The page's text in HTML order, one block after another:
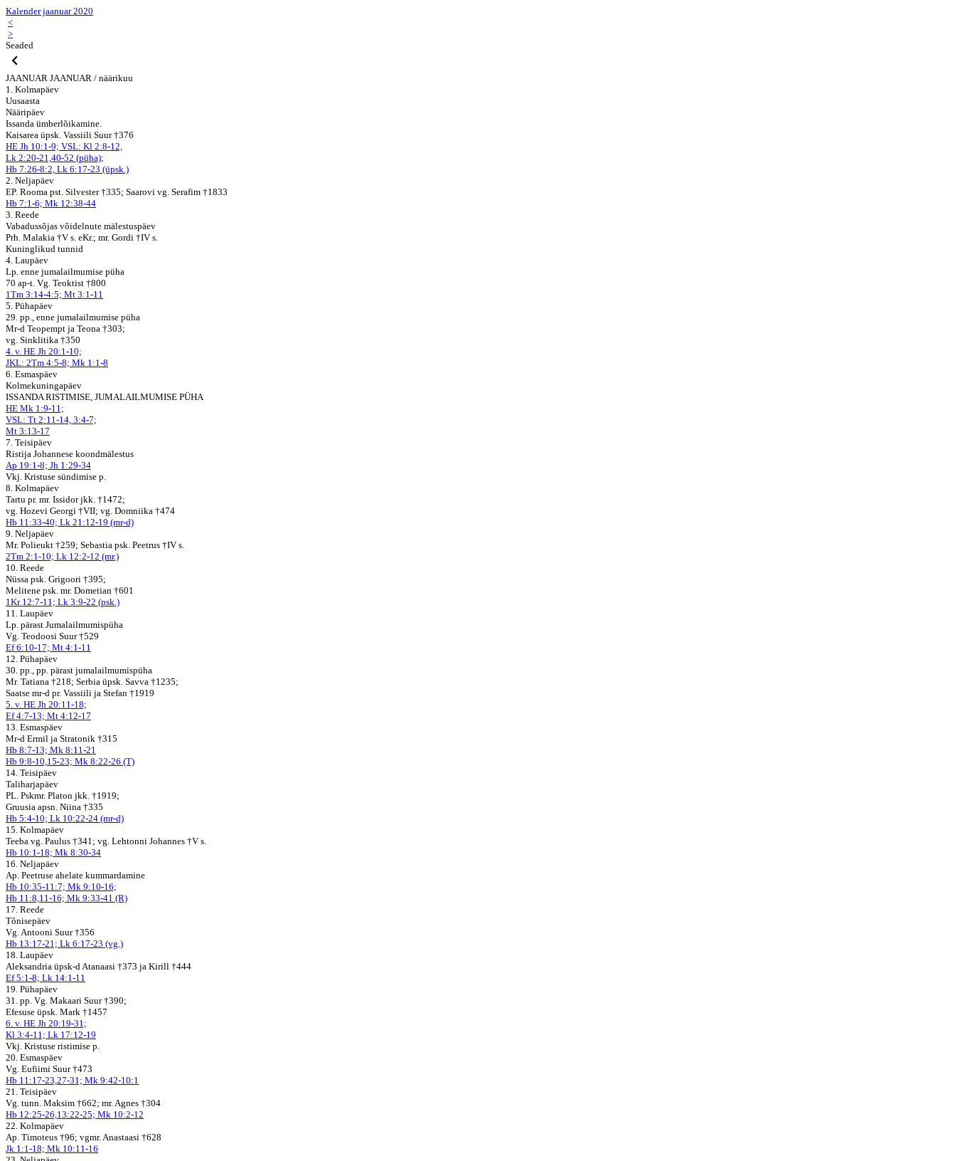
Kalender jaanuar 2020
<
>
Seaded
JAANUAR JAANUAR / näärikuu
1. Kolmapäev
Uusaasta
Nääripäev
Issanda ümberlõikamine.
Kaisarea üpsk. Vassiili Suur †376
HE Jh 10:1-9; VSL: Kl 2:8-12,
Lk 2:20-21,40-52 (püha);
Hb 7:26-8:2, Lk 6:17-23 (üpsk.)
2. Neljapäev
EP. Rooma pst. Silvester †335; Saarovi vg. Serafim †1833
Hb 7:1-6; Mk 12:38-44
3. Reede
Vabadussõjas võidelnute mälestuspäev
Prh. Malakia †V s. eKr.; mr. Gordi †IV s.
Kuninglikud tunnid
4. Laupäev
Lp. enne jumalailmumise püha
70 ap-t. Vg. Teoktist †800
1Tm 3:14-4:5; Mt 3:1-11
5. Pühapäev
29. pp., enne jumalailmumise püha
Mr-d Teopempt ja Teona †303;
vg. Sinklitika †350
4. v. HE Jh 20:1-10;
JKL: 2Tm 4:5-8; Mk 1:1-8
6. Esmaspäev
Kolmekuningapäev
ISSANDA RISTIMISE, JUMALAILMUMISE PÜHA
HE Mk 1:9-11;
VSL: Tt 2:11-14, 3:4-7;
Mt 3:13-17
7. Teisipäev
Ristija Johannese koondmälestus
Ap 19:1-8; Jh 1:29-34
Vkj. Kristuse sündimise p.
8. Kolmapäev
Tartu pr. mr. Issidor jkk. †1472;
vg. Hozevi Georgi †VII; vg. Domniika †474
Hb 11:33-40; Lk 21:12-19 (mr-d)
9. Neljapäev
Mr. Polieukt †259; Sebastia psk. Peetrus †IV s.
2Tm 2:1-10; Lk 12:2-12 (mr.)
10. Reede
Nüssa psk. Grigoori †395;
Melitene psk. mr. Dometian †601
1Kr 12:7-11; Lk 3:9-22 (psk.)
11. Laupäev
Lp. pärast Jumalailmumispüha
Vg. Teodoosi Suur †529
Ef 6:10-17; Mt 4:1-11
12. Pühapäev
30. pp., pp. pärast jumalailmumispüha
Mr. Tatiana †218; Serbia üpsk. Savva †1235;
Saatse mr-d pr. Vassiili ja Stefan †1919
5. v. HE Jh 20:11-18;
Ef 4:7-13; Mt 4:12-17
13. Esmaspäev
Mr-d Ermil ja Stratonik †315
Hb 8:7-13; Mk 8:11-21
Hb 9:8-10,15-23; Mk 8:22-26 (T)
14. Teisipäev
Taliharjapäev
PL. Pskmr. Platon jkk. †1919;
Gruusia apsn. Niina †335
Hb 5:4-10; Lk 10:22-24 (mr-d)
15. Kolmapäev
Teeba vg. Paulus †341; vg. Lehtonni Johannes †V s.
Hb 10:1-18; Mk 8:30-34
16. Neljapäev
Ap. Peetruse ahelate kummardamine
Hb 10:35-11:7; Mk 9:10-16;
Hb 11:8,11-16; Mk 9:33-41 (R)
17. Reede
Tõnisepäev
Vg. Antooni Suur †356
Hb 13:17-21; Lk 6:17-23 (vg.)
18. Laupäev
Aleksandria üpsk-d Atanaasi †373 ja Kirill †444
Ef 5:1-8; Lk 14:1-11
19. Pühapäev
31. pp. Vg. Makaari Suur †390;
Efesuse üpsk. Mark †1457
6. v. HE Jh 20:19-31;
Kl 3:4-11; Lk 17:12-19
Vkj. Kristuse ristimise p.
20. Esmaspäev
Vg. Eufiimi Suur †473
Hb 11:17-23,27-31; Mk 9:42-10:1
21. Teisipäev
Vg. tunn. Maksim †662; mr. Agnes †304
Hb 12:25-26,13:22-25; Mk 10:2-12
22. Kolmapäev
Ap. Timoteus †96; vgmr. Anastaasi †628
Jk 1:1-18; Mk 10:11-16